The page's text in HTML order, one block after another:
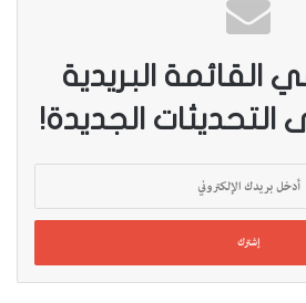
القائمة البريدية
الجديدة!